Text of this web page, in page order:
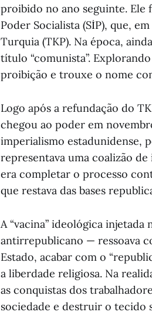
proibido no ano seguinte.
Poder Socialista (SİP), que,
Turquia (TKP). Na época,
título “comunista”.
proibição e trouxe o nome
Logo após a refundação do
chegou ao poder em
imperialismo estadunidense,
representava uma coalizão de
era completar o processo
que restava das bases
A “vacina” ideológica
antirrepublicano — ressoava
Estado, acabar com o
a liberdade religiosa. Na
as conquistas dos
sociedade e destruir o tecido